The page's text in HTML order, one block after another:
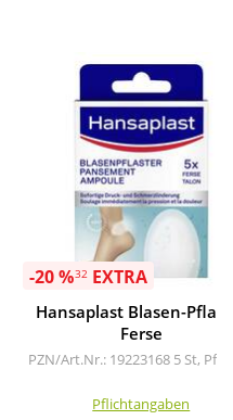
-20 %32EXTRA
Hansaplast Blasen-
Ferse
PZN/Art.Nr.: 19223168 5 St,
Pflichtangaben